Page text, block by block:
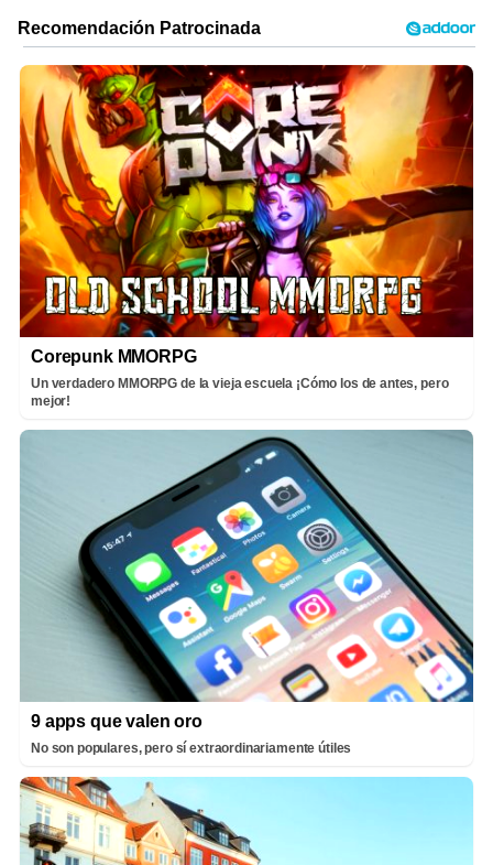
Corepunk MMORPG
Un verdadero MMORPG de la vieja escuela ¡Cómo los de antes, pero
mejor!
9 apps que valen oro
No son populares, pero sí extraordinariamente útiles